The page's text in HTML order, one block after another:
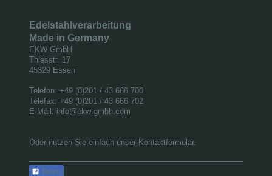
Edelstahlverarbeitung
Made in Germany
EKW GmbH
Thiesstr. 17
45329 Essen
Telefon: +49 (0)201 / 43 666 700
Telefax: +49 (0)201 / 43 666 702
E-Mail: info@ekw-gmbh.com
Oder nutzen Sie einfach unser Kontaktformular.
Teilen